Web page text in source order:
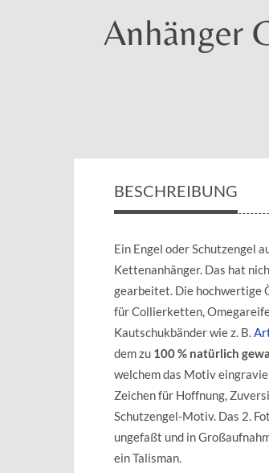
Anhänger
BESCHREIBUNG
Ein Engel oder Schutzengel
Kettenanhänger. Das hat
gearbeitet. Die hochwertige
für Collierketten,
Kautschukbänder wie z. B.
dem zu 100 % natürlich
welchem das Motiv
Zeichen für Hoffnung,
Schutzengel-Motiv. Das 2.
ungefaßt und in
ein Talisman.